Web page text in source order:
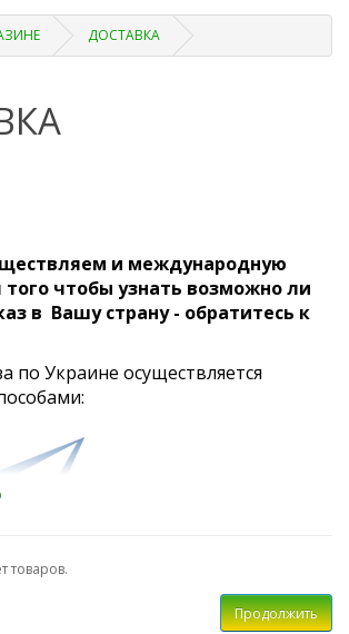
ДОСТАВКА
и международную
того чтобы узнать возможно ли
в Вашу страну - обратитесь к
по Украине осуществляется
письмом. Вам домой доставят
томчто на почте вас ждёт заказное
надо забрать из почтового
товаров.
Продолжить